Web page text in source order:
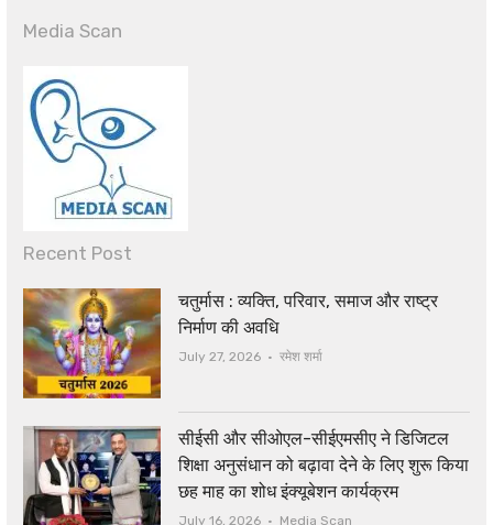
Media Scan
Recent Post
चतुर्मास : व्यक्ति, परिवार, समाज और राष्ट्र
निर्माण की अवधि
July 27, 2026 Author
रमेश शर्मा
सीईसी और सीओएल-सीईएमसीए ने डिजिटल
शिक्षा अनुसंधान को बढ़ावा देने के लिए शुरू किया
छह माह का शोध इंक्यूबेशन कार्यक्रम
July 16, 2026 Author
Media Scan